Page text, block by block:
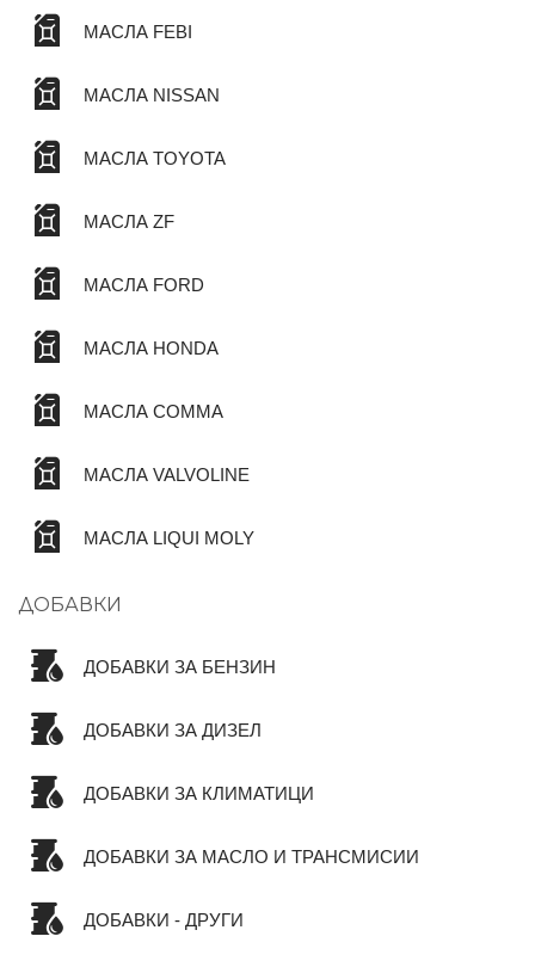
МАСЛА FEBI
МАСЛА NISSAN
МАСЛА TOYOTA
МАСЛА ZF
МАСЛА FORD
МАСЛА HONDA
МАСЛА COMMA
МАСЛА VALVOLINE
МАСЛА LIQUI MOLY
ДОБАВКИ
ДОБАВКИ ЗА БЕНЗИН
ДОБАВКИ ЗА ДИЗЕЛ
ДОБАВКИ ЗА КЛИМАТИЦИ
ДОБАВКИ ЗА МАСЛО И ТРАНСМИСИИ
ДОБАВКИ - ДРУГИ